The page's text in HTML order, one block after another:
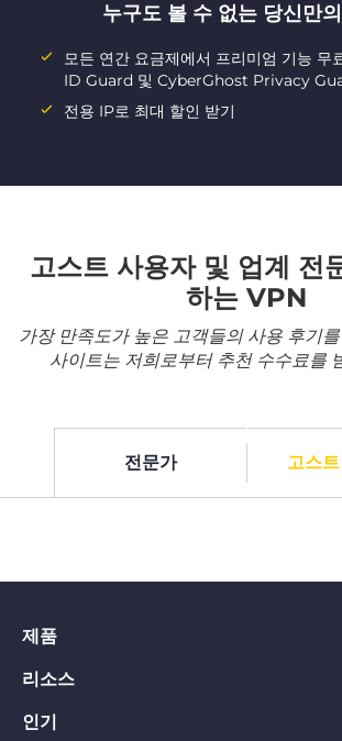
누구도 볼 수 없는 당신만
모든 연간 요금제에서 프리미엄 기능
ID Guard 및 CyberGhost Privacy
전용 IP로 최대 할인 받기
고스트 사용자 및 업계 전
하는 VPN
가장 만족도가 높은 고객들의 사용 후기
사이트는 저희로부터 추천 수수료를
전문가 고스
제품
PC용 VPN
Chrome용 VPN
리소스
VPN이란?
인기